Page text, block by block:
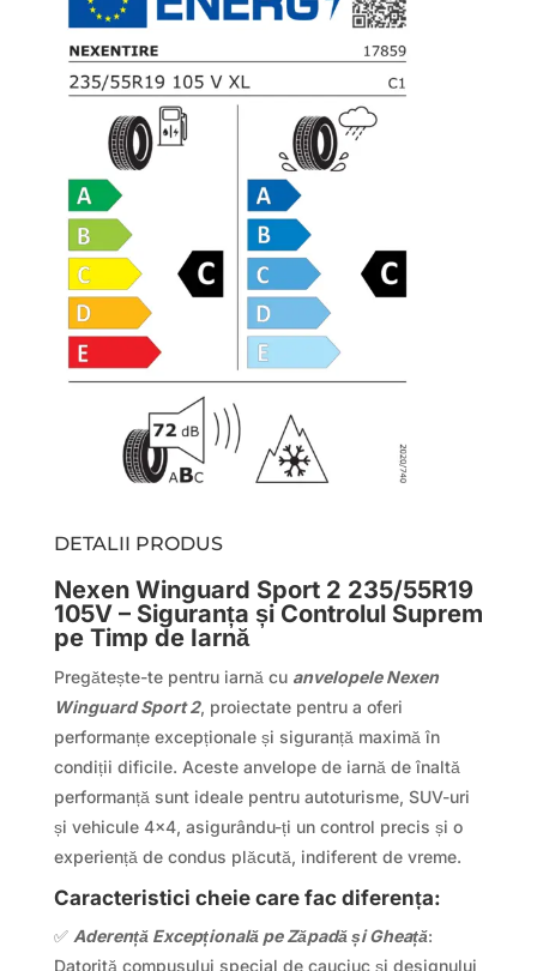
DETALII PRODUS
Nexen Winguard Sport 2 235/55R19
105V – Siguranța și Controlul Suprem
pe Timp de Iarnă
Pregătește-te pentru iarnă cu anvelopele Nexen
Winguard Sport 2, proiectate pentru a oferi
performanțe excepționale și siguranță maximă în
condiții dificile. Aceste anvelope de iarnă de înaltă
performanță sunt ideale pentru autoturisme, SUV-uri
și vehicule 4×4, asigurându-ți un control precis și o
experiență de condus plăcută, indiferent de vreme.
Caracteristici cheie care fac diferența:
✅ Aderență Excepțională pe Zăpadă și Gheață:
Datorită compusului special de cauciuc și designului